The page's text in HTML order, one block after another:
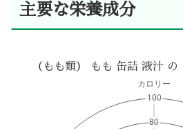
主要な栄養成分
（もも類） もも 缶詰 液汁 の